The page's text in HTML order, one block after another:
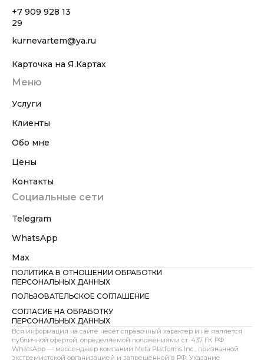
+7 909 928 13
29
kurnevartem@ya.ru
Карточка на Я.Картах
Меню
Услуги
Клиенты
Обо мне
Цены
Контакты
Социальные сети
Telegram
WhatsApp
Max
ПОЛИТИКА В ОТНОШЕНИИ ОБРАБОТКИ
ПЕРСОНАЛЬНЫХ ДАННЫХ
ПОЛЬЗОВАТЕЛЬСКОЕ СОГЛАШЕНИЕ
СОГЛАСИЕ НА ОБРАБОТКУ
ПЕРСОНАЛЬНЫХ ДАННЫХ
Вся информация на сайте несёт справочный характер и не является
публичной офертой, определяемой положениями ст. 437 ГК РФ.
WhatsApp — мессенджер компании Meta Platforms Inc., признанной
экстремистской организацией и запрещённой в РФ. Указание